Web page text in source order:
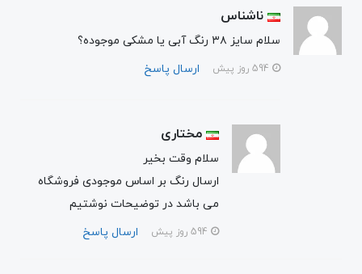
ناشناس
سلام سایز ۳۸ رنگ آبی یا مشکی موجوده؟
ارسال پاسخ
مختاری
سلام وقت بخیر
ارسال رنگ بر اساس موجودی فروشگاه
می باشد در توضیحات نوشتیم
ارسال پاسخ